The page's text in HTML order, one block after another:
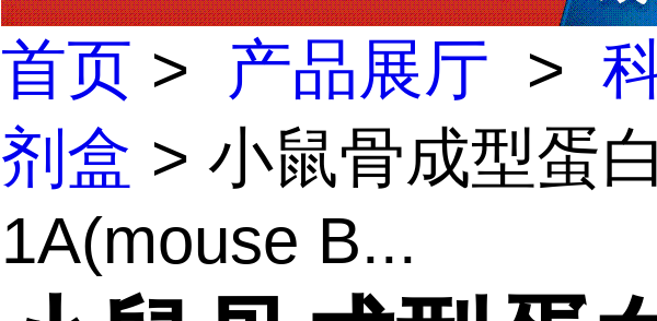
首页 > 产品展厅 >
剂盒 > 小鼠骨成型蛋
1A(mouse B...